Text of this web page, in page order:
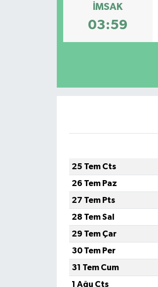
İMSAK
03:59
25 Tem Cts
26 Tem Paz
27 Tem Pts
28 Tem Sal
29 Tem Çar
30 Tem Per
31 Tem Cum
1 Ağu Cts